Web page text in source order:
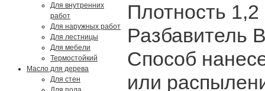
Для внутренних
работ
Для наружных работ
Для лестницы
Для мебели
Термостойкий
Масло для дерева
Для стен
Плотность 1,2
Разбавитель
Способ
или